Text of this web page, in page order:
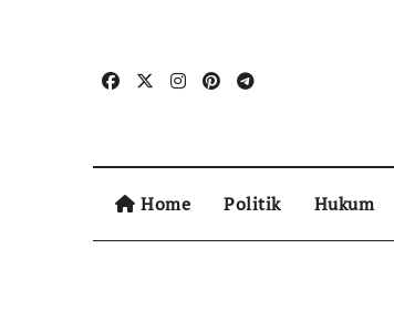
Home Politik Hukum